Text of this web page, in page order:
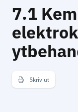
7.1
Skriv ut